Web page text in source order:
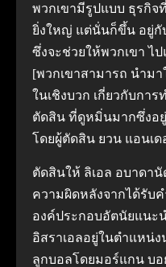
พวกเขามีรูปแบบ ธุรกิจ
ยิ่งใหญ่ แต่นั่นก็ขึ้น อยู่กั
ซึ่งจะช่วยให้พวกเขา ไ
[พวกเขาสามารถ นํามา
ในเชิงบวก เกี่ยวกับกา
ตัดสิน ที่ดูหมิ่นมากซึ่งอ
โดยผู้ตัดสิน ยวน แอนเ
ตัดสินให้ ลิเอล อบาดา
ความผิดหลังจากได้รับ
องค์ประกอบอัตนัยแนะ
อิสราเอลอยู่ในตําแหน่
ลูกบอลโดยมอร์แกน บ